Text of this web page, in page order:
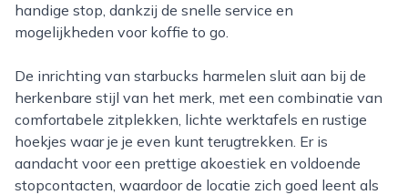
handige stop, dankzij de snelle service en
mogelijkheden voor koffie to go.
De inrichting van starbucks harmelen sluit aan bij de
herkenbare stijl van het merk, met een combinatie van
comfortabele zitplekken, lichte werktafels en rustige
hoekjes waar je je even kunt terugtrekken. Er is
aandacht voor een prettige akoestiek en voldoende
stopcontacten, waardoor de locatie zich goed leent als